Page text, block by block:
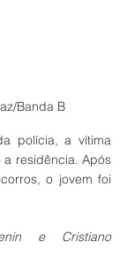
Banda B
polícia, a vítima
residência. Após
o jovem foi
e Cristiano